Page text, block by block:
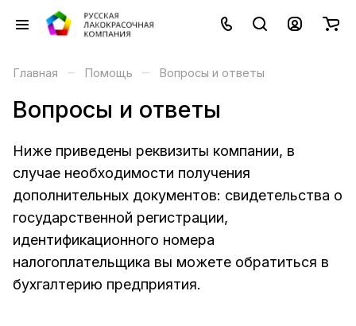
Главная – Помощь – Вопросы и ответы
Вопросы и ответы
Ниже приведены реквизиты компании, в
случае необходимости получения
дополнительных документов: свидетельства о
государственной регистрации,
идентификационного номера
налогоплательщика вы можете обратиться в
бухгалтерию предприятия.